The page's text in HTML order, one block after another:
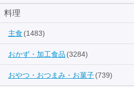
料理
主食 (1483)
おかず・加工食品 (3284)
おやつ・おつまみ・お菓子(739)